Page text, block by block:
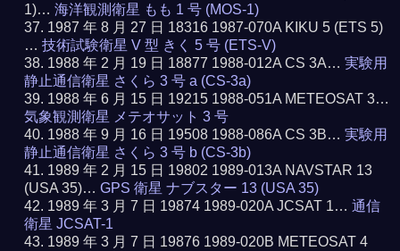
1)…海洋観測衛星 もも 1 号 (MOS-1)
1987 年 8 月 27 日 18316 1987-070A KIKU 5 (ETS 5)
…技術試験衛星 V 型 きく 5 号 (ETS-V)
1988 年 2 月 19 日 18877 1988-012A CS 3A…実験用
静止通信衛星 さくら 3 号 a (CS-3a)
1988 年 6 月 15 日 19215 1988-051A METEOSAT 3…
気象観測衛星 メテオサット 3 号
1988 年 9 月 16 日 19508 1988-086A CS 3B…実験用
静止通信衛星 さくら 3 号 b (CS-3b)
1989 年 2 月 15 日 19802 1989-013A NAVSTAR 13
(USA 35)…GPS 衛星 ナブスター 13 (USA 35)
1989 年 3 月 7 日 19874 1989-020A JCSAT 1…通信
衛星 JCSAT-1
1989 年 3 月 7 日 19876 1989-020B METEOSAT 4